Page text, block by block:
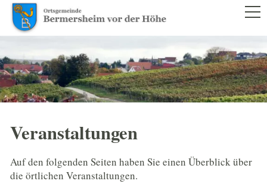
RATHAUS
BÜRGERSERVICE
LEBEN IM ORT
VERANSTALTUNGEN
SENIORENKREIS
Veranstaltungen
Auf den folgenden Seiten haben Sie einen Überblick über
die örtlichen Veranstaltungen.